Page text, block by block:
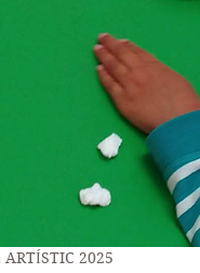
ARTÍSTIC 2025